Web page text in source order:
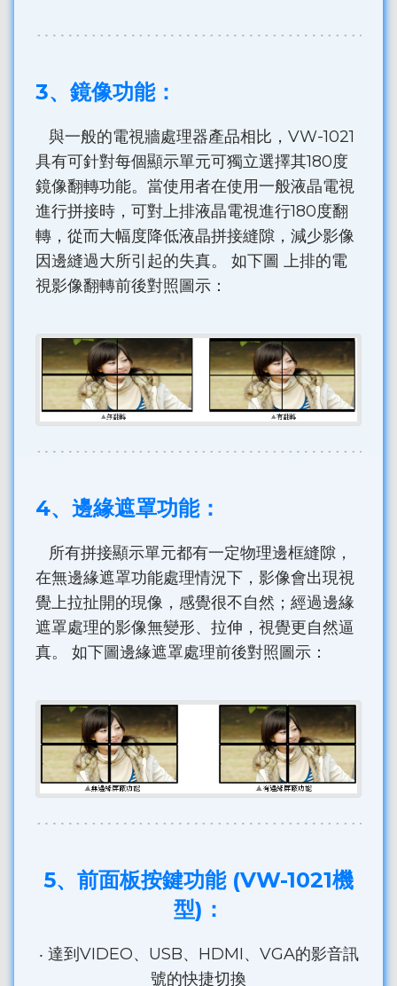
3、鏡像功能：
與一般的電視牆處理器產品相比，VW-1021
具有可針對每個顯示單元可獨立選擇其180度
鏡像翻轉功能。當使用者在使用一般液晶電視
進行拼接時，可對上排液晶電視進行180度翻
轉，從而大幅度降低液晶拼接縫隙，減少影像
因邊縫過大所引起的失真。 如下圖 上排的電
視影像翻轉前後對照圖示：
4、邊緣遮罩功能：
所有拼接顯示單元都有一定物理邊框縫隙，
在無邊緣遮罩功能處理情況下，影像會出現視
覺上拉扯開的現像，感覺很不自然；經過邊緣
遮罩處理的影像無變形、拉伸，視覺更自然逼
真。 如下圖邊緣遮罩處理前後對照圖示：
5、前面板按鍵功能 (VW-1021機
型)：
‧ 達到VIDEO、USB、HDMI、VGA的影音訊
號的快捷切換